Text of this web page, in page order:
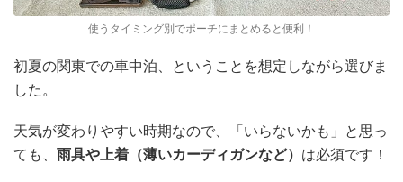
使うタイミング別でポーチにまとめると便利！
初夏の関東での車中泊、ということを想定しながら選びま
した。
天気が変わりやすい時期なので、「いらないかも」と思っ
ても、 雨具や上着（薄いカーディガンなど） は必須です！